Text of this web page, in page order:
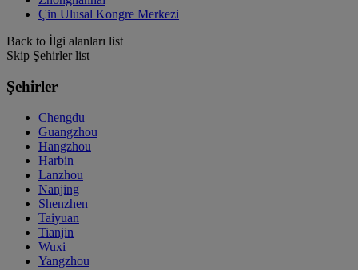
Çin Ulusal Kongre Merkezi
Back to İlgi alanları list
Skip Şehirler list
Şehirler
Chengdu
Guangzhou
Hangzhou
Harbin
Lanzhou
Nanjing
Shenzhen
Taiyuan
Tianjin
Wuxi
Yangzhou